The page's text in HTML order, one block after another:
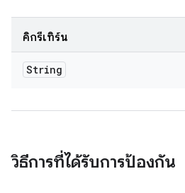
คิกรีเทิร์น
String
วิธีการที่ได้รับการป้องกัน